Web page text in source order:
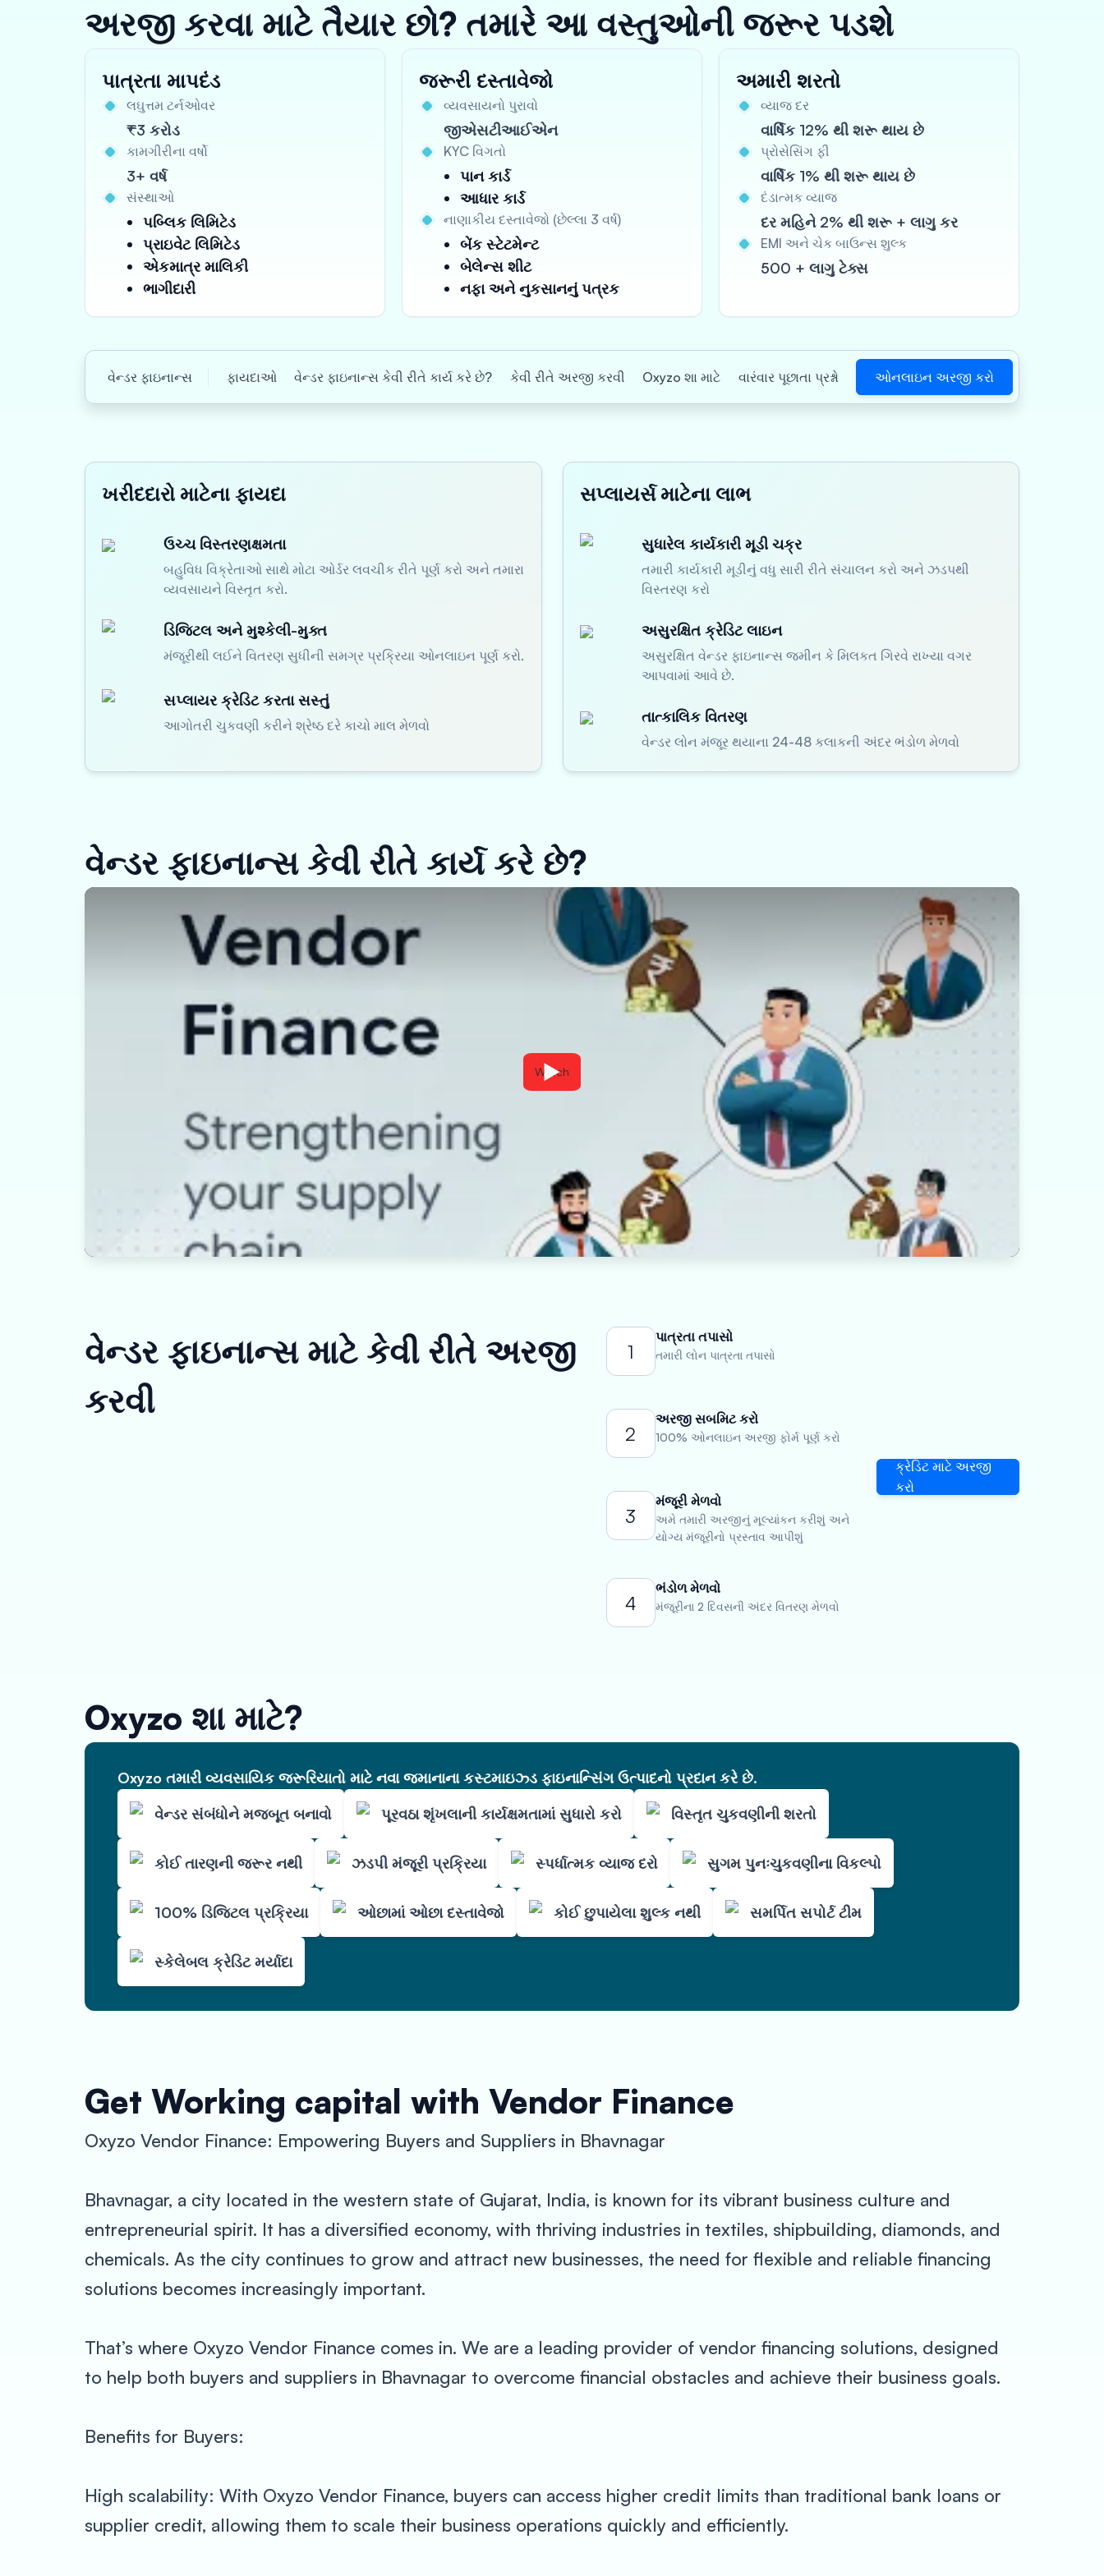
અરજી કરવા માટે તૈયાર છો? તમારે આ વસ્તુઓની જરૂર પડશે
પાત્રતા માપદંડ
લઘુત્તમ ટર્નઓવર
₹3 કરોડ
કામગીરીના વર્ષો
3+ વર્ષ
સંસ્થાઓ
પબ્લિક લિમિટેડ
પ્રાઇવેટ લિમિટેડ
એકમાત્ર માલિકી
ભાગીદારી
જરૂરી દસ્તાવેજો
વ્યવસાયનો પુરાવો
જીએસટીઆઈએન
KYC વિગતો
પાન કાર્ડ
આધાર કાર્ડ
નાણાકીય દસ્તાવેજો (છેલ્લા 3 વર્ષ)
બેંક સ્ટેટમેન્ટ
બેલેન્સ શીટ
નફા અને નુકસાનનું પત્રક
અમારી શરતો
વ્યાજ દર
વાર્ષિક 12% થી શરૂ થાય છે
પ્રોસેસિંગ ફી
વાર્ષિક 1% થી શરૂ થાય છે
દંડાત્મક વ્યાજ
દર મહિને 2% થી શરૂ + લાગુ કર
EMI અને ચેક બાઉન્સ શુલ્ક
500 + લાગુ ટેક્સ
વેન્ડર ફાઇનાન્સ ફાયદાઓ વેન્ડર ફાઇનાન્સ કેવી રીતે કાર્ય કરે છે? કેવી રીતે અરજી કરવી Oxyzo શા માટે વારંવાર પૂછાતા પ્રશ્નો ઓનલાઇન અરજી કરો
ખરીદદારો માટેના ફાયદા
ઉચ્ચ વિસ્તરણક્ષમતા
બહુવિધ વિક્રેતાઓ સાથે મોટા ઓર્ડર લવચીક રીતે પૂર્ણ કરો અને તમારા
વ્યવસાયને વિસ્તૃત કરો.
ડિજિટલ અને મુશ્કેલી-મુક્ત
મંજૂરીથી લઈને વિતરણ સુધીની સમગ્ર પ્રક્રિયા ઓનલાઇન પૂર્ણ કરો.
સપ્લાયર ક્રેડિટ કરતા સસ્તું
આગોતરી ચુકવણી કરીને શ્રેષ્ઠ દરે કાચો માલ મેળવો
સપ્લાયર્સ માટેના લાભ
સુધારેલ કાર્યકારી મૂડી ચક્ર
તમારી કાર્યકારી મૂડીનું વધુ સારી રીતે સંચાલન કરો અને ઝડપથી
વિસ્તરણ કરો
અસુરક્ષિત ક્રેડિટ લાઇન
અસુરક્ષિત વેન્ડર ફાઇનાન્સ જમીન કે મિલકત ગિરવે રાખ્યા વગર
આપવામાં આવે છે.
તાત્કાલિક વિતરણ
વેન્ડર લોન મંજૂર થયાના 24-48 કલાકની અંદર ભંડોળ મેળવો
વેન્ડર ફાઇનાન્સ કેવી રીતે કાર્ય કરે છે?
Watch
વેન્ડર ફાઇનાન્સ માટે કેવી રીતે અરજી
કરવી
1
પાત્રતા તપાસો
તમારી લોન પાત્રતા તપાસો
2
અરજી સબમિટ કરો
100% ઓનલાઇન અરજી ફોર્મ પૂર્ણ કરો
3
મંજૂરી મેળવો
અમે તમારી અરજીનું મૂલ્યાંકન કરીશું અને
યોગ્ય મંજૂરીનો પ્રસ્તાવ આપીશું
4
ભંડોળ મેળવો
મંજૂરીના 2 દિવસની અંદર વિતરણ મેળવો
ક્રેડિટ માટે અરજી
કરો
Oxyzo શા માટે?
Oxyzo તમારી વ્યવસાયિક જરૂરિયાતો માટે નવા જમાનાના કસ્ટમાઇઝ્ડ ફાઇનાન્સિંગ ઉત્પાદનો પ્રદાન કરે છે.
વેન્ડર સંબંધોને મજબૂત બનાવો
પૂરવઠા શૃંખલાની કાર્યક્ષમતામાં સુધારો કરો વિસ્તૃત ચુકવણીની શરતો
કોઈ તારણની જરૂર નથી ઝડપી મંજૂરી પ્રક્રિયા સ્પર્ધાત્મક વ્યાજ દરો સુગમ પુનઃચુકવણીના વિકલ્પો
100% ડિજિટલ પ્રક્રિયા ઓછામાં ઓછા દસ્તાવેજો કોઈ છુપાયેલા શુલ્ક નથી સમર્પિત સપોર્ટ ટીમ
સ્કેલેબલ ક્રેડિટ મર્યાદા
Get Working capital with Vendor Finance
Oxyzo Vendor Finance: Empowering Buyers and Suppliers in Bhavnagar
Bhavnagar, a city located in the western state of Gujarat, India, is known for its vibrant business culture and
entrepreneurial spirit. It has a diversified economy, with thriving industries in textiles, shipbuilding, diamonds, and
chemicals. As the city continues to grow and attract new businesses, the need for flexible and reliable financing
solutions becomes increasingly important.
That’s where Oxyzo Vendor Finance comes in. We are a leading provider of vendor financing solutions, designed
to help both buyers and suppliers in Bhavnagar to overcome financial obstacles and achieve their business goals.
Benefits for Buyers:
High scalability: With Oxyzo Vendor Finance, buyers can access higher credit limits than traditional bank loans or
supplier credit, allowing them to scale their business operations quickly and efficiently.